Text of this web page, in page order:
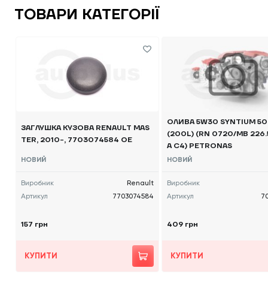
ТОВАРИ КАТЕГОРІЇ
ЗАГЛУШКА КУЗОВА RENAULT MAS
TER, 2010-, 7703074584 OE
НОВИЙ
Виробник
Renault
Артикул
7703074584
157 грн
КУПИТИ
ОЛИВА 5W30 SYNTIUM
(200L) (RN 0720/MB
A C4) PETRONAS
НОВИЙ
Виробник
Артикул
409 грн
КУПИТИ